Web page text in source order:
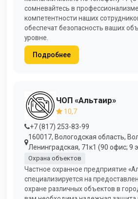
сомневайтесь в
компетентности наших
обеспечат безопасность ваших
уровне.
Подробнее
ЧОП «Альтаир»
10,7
+7 (817) 253-83-99
160017, Вологодская область,
Ленинградская, 71к1 (90 офис; 9
Охрана объектов
Частное охранное предприятие
специализируется на
охране различных объектов в